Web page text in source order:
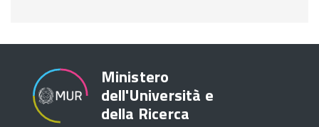
Ministero
dell'Università e
della Ricerca